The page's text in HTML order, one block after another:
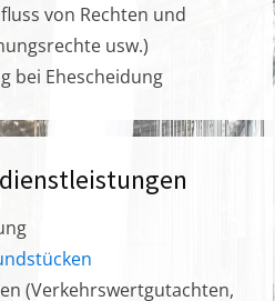
von Rechten und
usw.)
bei Ehescheidung
(Verkehrswertgutachten,